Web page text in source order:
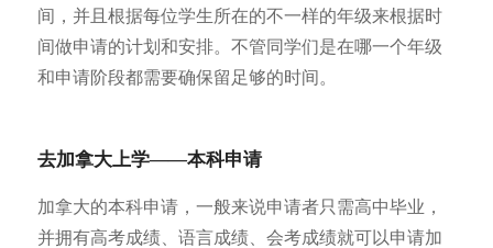
间，并且根据每位学生所在的不一样的年级来根据时
间做申请的计划和安排。不管同学们是在哪一个年级
和申请阶段都需要确保留足够的时间。
去加拿大上学——本科申请
加拿大的本科申请，一般来说申请者只需高中毕业，
并拥有高考成绩、语言成绩、会考成绩就可以申请加